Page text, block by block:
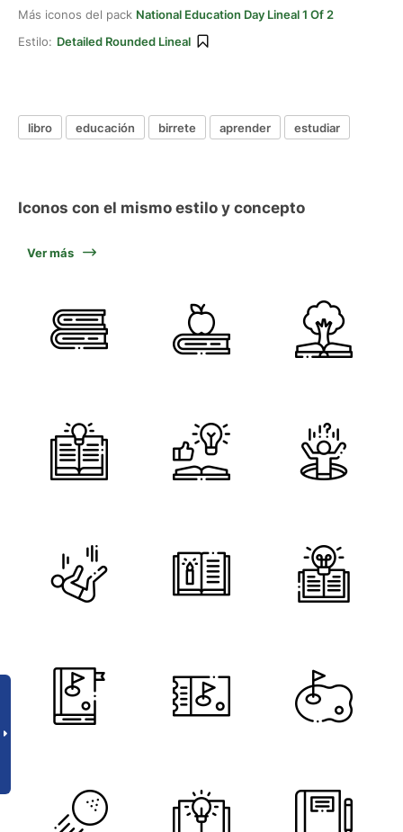
Más iconos del pack National Education Day Lineal 1 Of 2
Estilo: Detailed Rounded Lineal
libro educación birrete aprender estudiar
Iconos con el mismo estilo y concepto
Ver más